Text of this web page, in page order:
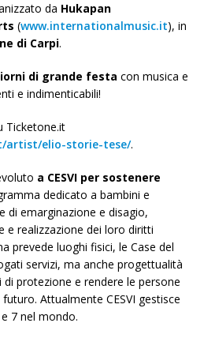
da Hukapan
(www.internationalmusic.it), in
di Carpi.
di grande festa con musica e
e indimenticabili!
Ticketone.it
artist/elio-storie-tese/.
a CESVI per sostenere
dedicato a bambini e
di emarginazione e disagio,
e realizzazione dei loro diritti
prevede luoghi fisici, le Case del
servizi, ma anche progettualità
protezione e rendere le persone
Attualmente CESVI gestisce
7 nel mondo.